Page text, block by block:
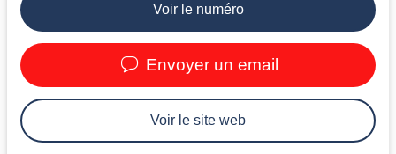
Voir le numéro
Envoyer un email
Voir le site web